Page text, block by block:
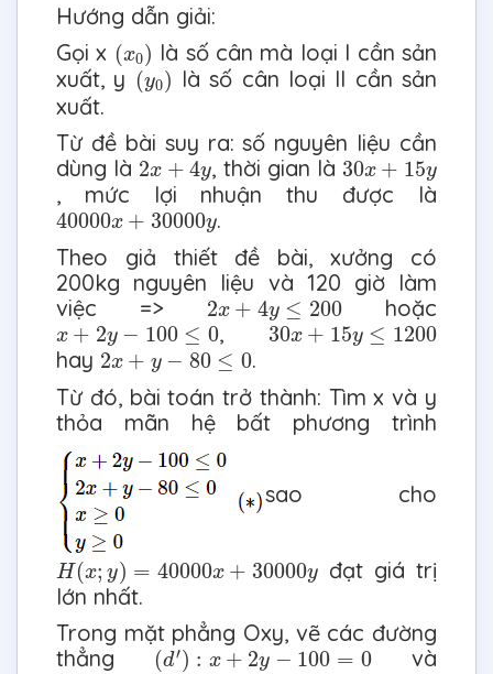
Hướng dẫn giải:
Gọi x (x0)
(x0 ) là số cân mà loại I cần sản
xuất, y (y0)
(y 0) là số cân loại II cần sản
xuất.
Từ đề bài suy ra: số nguyên liệu cần
dùng là 2x + 4y
2x +4y , thời gian là 30x + 15y
30x+15y
, mức lợi nhuận thu được là
40000x + 30000y
40000x + 30000y.
Theo giả thiết đề bài, xưởng có
200kg nguyên liệu và 120 giờ làm
việc => 2x + 4y ≤ 200
2x+4 y≤200 hoặc
x + 2y − 100 ≤ 0
x+2 y−100 ≤0 , 30x + 15y ≤ 1200
30x+ 15y≤1200
hay 2x + y − 80 ≤ 0
2x y −80 ≤0
.
Từ đó, bài toán trở thành: Tìm x và y
thỏa mãn hệ bất phương trình
sao cho
H (x; y) = 40000x + 30000y
H(x ;y = 40000x+ 30000y
đạt giá trị
lớn nhất.
Trong mặt phẳng Oxy, vẽ các đường
thẳng
(d′) : x + 2y − 100 = 0
(d′): x+2y −100= 0 và